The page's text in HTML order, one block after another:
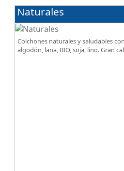
Naturales
Colchones naturales y saludables
algodón, lana, BIO, soja, lino. Gran